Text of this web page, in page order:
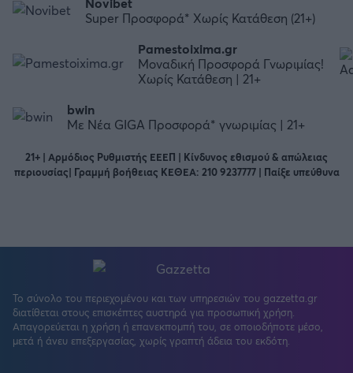
bwin
Με Νέα GIGA Προσφορά* γνωριμίας | 21+
Super Προσφορά* Χωρίς Κατάθεση (21+)
Pamestoixima.gr
Μοναδική Προσφορά Γνωριμίας!
Χωρίς Κατάθεση | 21+
21+ | Αρμόδιος Ρυθμιστής ΕΕΕΠ | Κίνδυνος εθισμού & απώλειας
περιουσίας| Γραμμή βοήθειας ΚΕΘΕΑ: 210 9237777 | Παίξε υπεύθυνα
Το σύνολο του περιεχομένου και των υπηρεσιών του gazzetta.gr
διατίθεται στους επισκέπτες αυστηρά για προσωπική χρήση.
Απαγορεύεται η χρήση ή επανεκπομπή του, σε οποιοδήποτε μέσο,
μετά ή άνευ επεξεργασίας, χωρίς γραπτή άδεια του εκδότη.